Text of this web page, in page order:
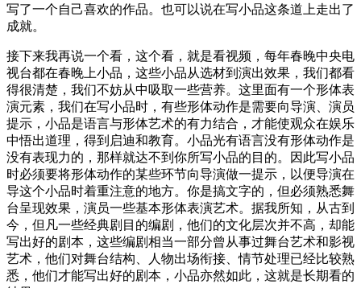
写了一个自己喜欢的作品。也可以说在写小品这条道上走出了
成就。
接下来我再说一个看，这个看，就是看视频，每年春晚中央电
视台都在春晚上小品，这些小品从选材到演出效果，我们都看
得很清楚，我们不妨从中吸取一些营养。这里面有一个形体表
演元素，我们在写小品时，有些形体动作是需要向导演、演员
提示，小品是语言与形体艺术的有力结合，才能使观众在娱乐
中悟出道理，得到启迪和教育。小品光有语言没有形体动作是
没有表现力的，那样就达不到你所写小品的目的。因此写小品
时必须要将形体动作的某些环节向导演做一提示，以便导演在
导这个小品时着重注意的地方。你是搞文字的，但必须熟悉舞
台呈现效果，演员一些基本形体表演艺术。据我所知，从古到
今，但凡一些经典剧目的编剧，他们的文化层次并不高，却能
写出好的剧本，这些编剧相当一部分曾从事过舞台艺术和影视
艺术，他们对舞台结构、人物出场衔接、情节处理已经比较熟
悉，他们才能写出好的剧本，小品亦然如此，这就是长期看的